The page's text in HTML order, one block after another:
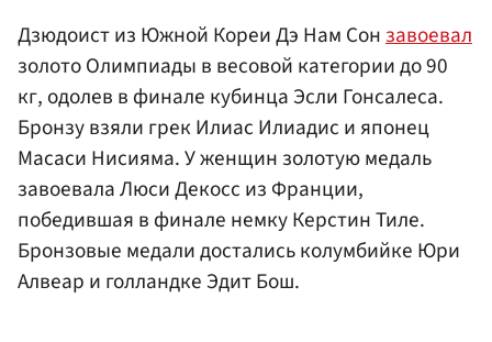
Дзюдоист из Южной Кореи Дэ Нам Сонзавоевал
золото Олимпиады в весовой категории до 90
кг, одолев в финале кубинца Эсли Гонсалеса.
Бронзу взяли грек Илиас Илиадис и японец
Масаси Нисияма. У женщин золотую медаль
завоевала Люси Декосс из Франции,
победившая в финале немку Керстин Тиле.
Бронзовые медали достались колумбийке Юри
Алвеар и голландке Эдит Бош.